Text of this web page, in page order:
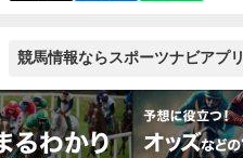
競馬情報ならスポーツナビアプリ